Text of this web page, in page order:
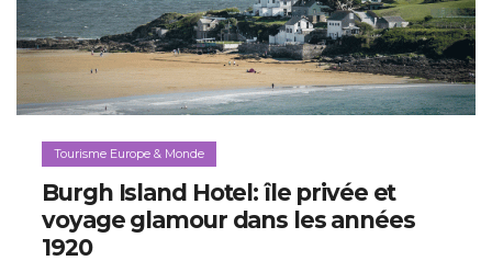
Tourisme Europe & Monde
Burgh Island Hotel: île privée et
voyage glamour dans les années
1920